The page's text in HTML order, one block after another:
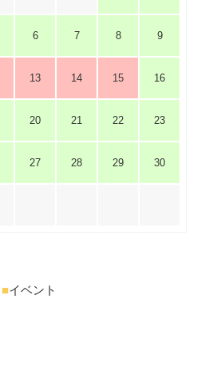
6 7 8 9
13 14 15 16
20 21 22 23
27 28 29 30
■イベント